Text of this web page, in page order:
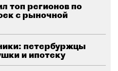
топ регионов по
с рыночной
петербуржцы
и ипотеку